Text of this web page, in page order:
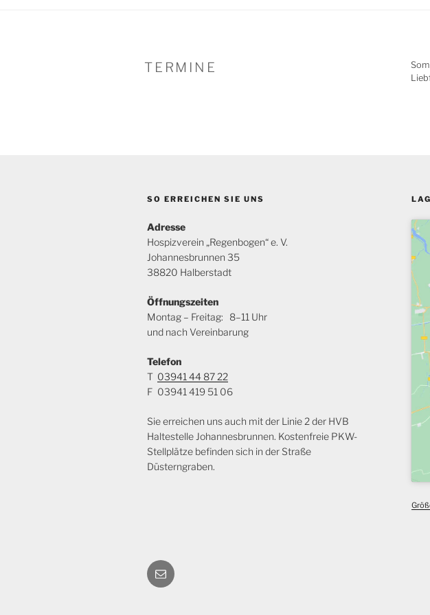
TERMINE
SO ERREICHEN SIE UNS
Adresse
Hospizverein „Regenbogen“ e. V.
Johannesbrunnen 35
38820 Halberstadt
Öffnungszeiten
Montag – Freitag:
8–11 Uhr
und nach Vereinbarung
Telefon
T 03941 44 87 22
F 03941 419 51 06
Sie erreichen uns auch mit der Linie 2 der HVB
Haltestelle Johannesbrunnen. Kostenfreie PKW-
Stellplätze befinden sich in der Straße
Düsterngraben.
eMail